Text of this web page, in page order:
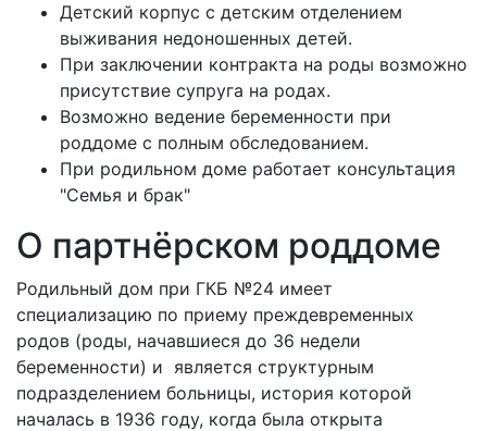
Детский корпус с детским отделением
выживания недоношенных детей.
При заключении контракта на роды возможно
присутствие супруга на родах.
Возможно ведение беременности при
роддоме с полным обследованием.
При родильном доме работает консультация
"Семья и брак"
О партнёрском роддоме
Родильный дом при ГКБ №24 имеет
специализацию по приему преждевременных
родов (роды, начавшиеся до 36 недели
беременности) и является структурным
подразделением больницы, история которой
началась в 1936 году, когда была открыта